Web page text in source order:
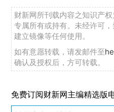
财新网所刊载内容之知识产
专属所有或持有。未经许可
建立镜像等任何使用。
如有意愿转载，请发邮件至
确认及授权后，方可转载。
免费订阅财新网主编精选版